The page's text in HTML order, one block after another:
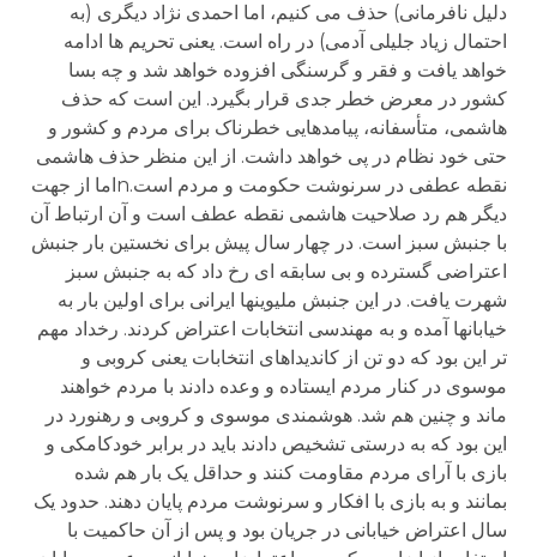
دلیل نافرمانی) حذف می کنیم، اما احمدی نژاد دیگری (به
احتمال زیاد جلیلی آدمی) در راه است. یعنی تحریم ها ادامه
خواهد یافت و فقر و گرسنگی افزوده خواهد شد و چه بسا
کشور در معرض خطر جدی قرار بگیرد. این است که حذف
هاشمی، متأسفانه، پیامدهایی خطرناک برای مردم و کشور و
حتی خود نظام در پی خواهد داشت. از این منظر حذف هاشمی
نقطه عطفی در سرنوشت حکومت و مردم است.nاما از جهت
دیگر هم رد صلاحیت هاشمی نقطه عطف است و آن ارتباط آن
با جنبش سبز است. در چهار سال پیش برای نخستین بار جنبش
اعتراضی گسترده و بی سابقه ای رخ داد که به جنبش سبز
شهرت یافت. در این جنبش ملیوینها ایرانی برای اولین بار به
خیابانها آمده و به مهندسی انتخابات اعتراض کردند. رخداد مهم
تر این بود که دو تن از کاندیداهای انتخابات یعنی کروبی و
موسوی در کنار مردم ایستاده و وعده دادند با مردم خواهند
ماند و چنین هم شد. هوشمندی موسوی و کروبی و رهنورد در
این بود که به درستی تشخیص دادند باید در برابر خودکامکی و
بازی با آرای مردم مقاومت کنند و حداقل یک بار هم شده
بمانند و به بازی با افکار و سرنوشت مردم پایان دهند. حدود یک
سال اعتراض خیابانی در جریان بود و پس از آن حاکمیت با